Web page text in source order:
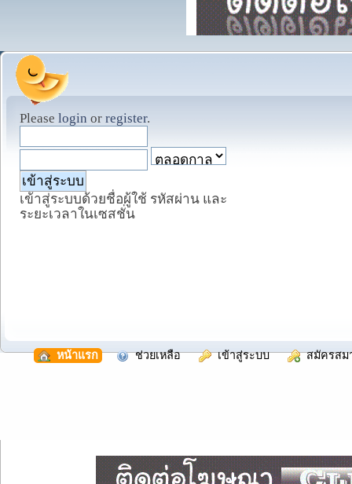
Please login or register.
เข้าสู่ระบบด้วยชื่อผู้ใช้ รหัสผ่าน และ
ระยะเวลาในเซสชั่น
หน้าแรก ช่วยเหลือ เข้าสู่ระบบ สมัครสม